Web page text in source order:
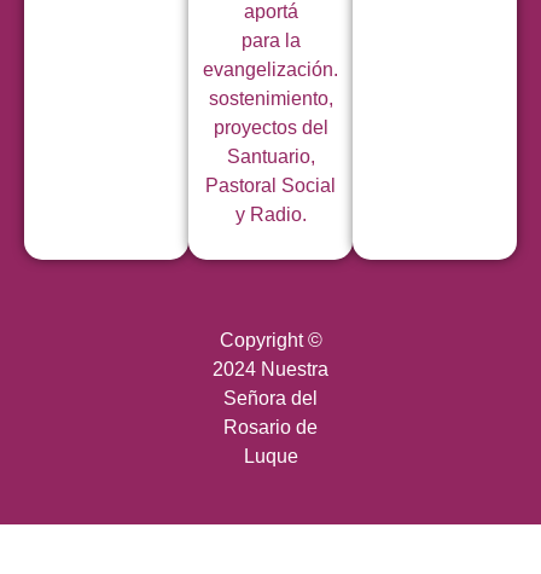
aportá
para la
evangelización.
sostenimiento,
proyectos del
Santuario,
Pastoral Social
y Radio.
Copyright ©
2024 Nuestra
Señora del
Rosario de
Luque